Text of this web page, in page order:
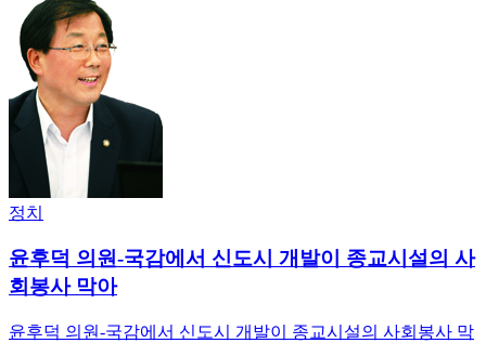
정치
윤후덕 의원-국감에서 신도시 개발이 종교시설의 사
회봉사 막아
윤후덕 의원-국감에서 신도시 개발이 종교시설의 사회봉사 막